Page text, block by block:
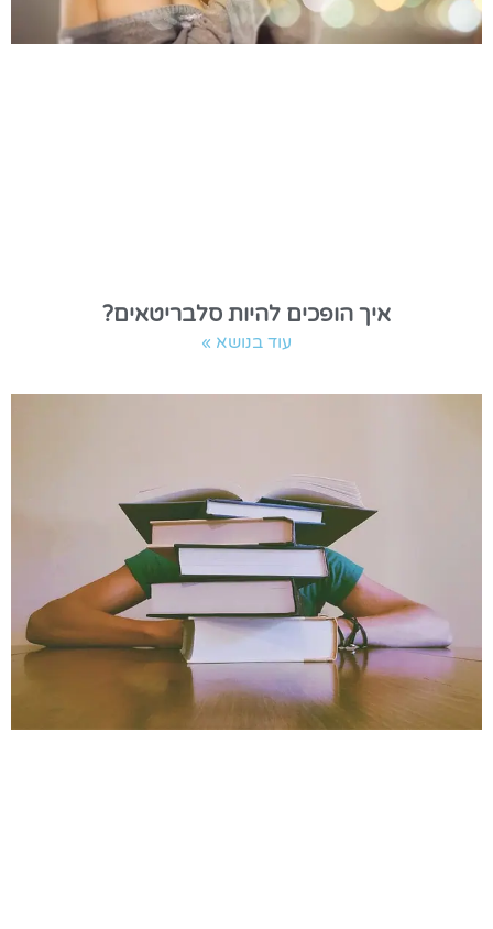
איך הופכים להיות סלבריטאים?
עוד בנושא »